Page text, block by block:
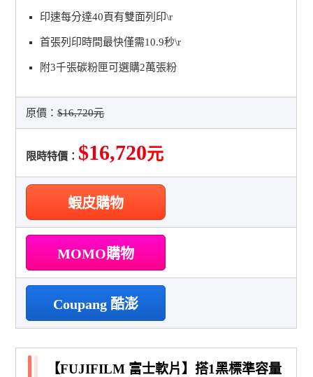
印速每分達40頁有雙面列印\r
首張列印時間最快僅需10.9秒\r
附3千張碳粉匣可選購2萬張粉
原價：$16,720元
限時特價： $16,720元
蝦皮購物
MOMO購物
Coupang 酷澎
【FUJIFILM 富士軟片】搭1黑標準容量